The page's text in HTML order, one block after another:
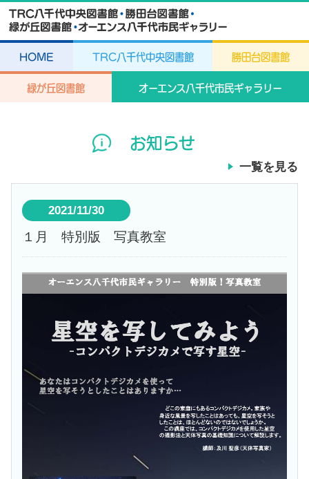
HOME TRC八千代中央図書館 勝田台図書館
緑が丘図書館 オーエンス八千代市民ギャラリー
お知らせ
一覧を見る
2021/11/30
１月 特別版 写真教室